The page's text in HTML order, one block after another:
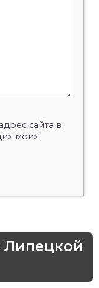
сайта в
моих
Липецкой